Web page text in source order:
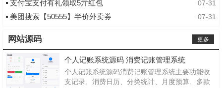
07-31
支付宝支付有礼领取5亓红包
07-31
美团搜索【50555】半价外卖券
更多
网站源码
个人记账系统源码 消费记账管理系统
个人记账系统源码消费记账管理系统主要功能收
支记录、消费日历、分类统计、月度预算、多款